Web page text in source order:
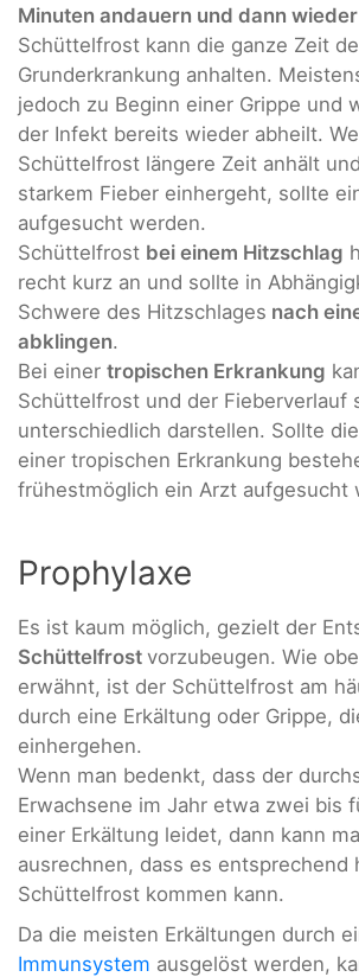
Minuten andauern und dann
Schüttelfrost kann die ganze Zeit
Grunderkrankung anhalten.
jedoch zu Beginn einer Grippe und
der Infekt bereits wieder abheilt.
Schüttelfrost längere Zeit anhält
starkem Fieber einhergeht, sollte
aufgesucht werden.
Schüttelfrost bei einem Hitzschlag
recht kurz an und sollte in
Schwere des Hitzschlages nach
abklingen.
Bei einer tropischen Erkrankung
Schüttelfrost und der Fieberverlauf
unterschiedlich darstellen. Sollte
einer tropischen Erkrankung
frühestmöglich ein Arzt aufgesucht
Prophylaxe
Es ist kaum möglich, gezielt der
Schüttelfrost vorzubeugen. Wie
erwähnt, ist der Schüttelfrost am
durch eine Erkältung oder Grippe,
einhergehen.
Wenn man bedenkt, dass der
Erwachsene im Jahr etwa zwei bis
einer Erkältung leidet, dann kann
ausrechnen, dass es entsprechend
Schüttelfrost kommen kann.
Da die meisten Erkältungen durch
Immunsystem ausgelöst werden,